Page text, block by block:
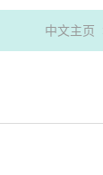
中文主页